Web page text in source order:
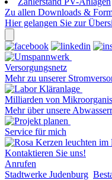
Zu allen Downloads &
Hier gelangen Sie zur
Versorgungsnetz
Mehr zu unserer
Milliarden von
Mehr über unsere
Service für mich
Kontaktieren Sie uns!
Anrufen
Stadtwerke Judenburg